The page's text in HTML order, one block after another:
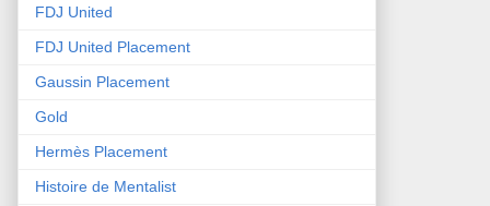
FDJ United
FDJ United Placement
Gaussin Placement
Gold
Hermès Placement
Histoire de Mentalist